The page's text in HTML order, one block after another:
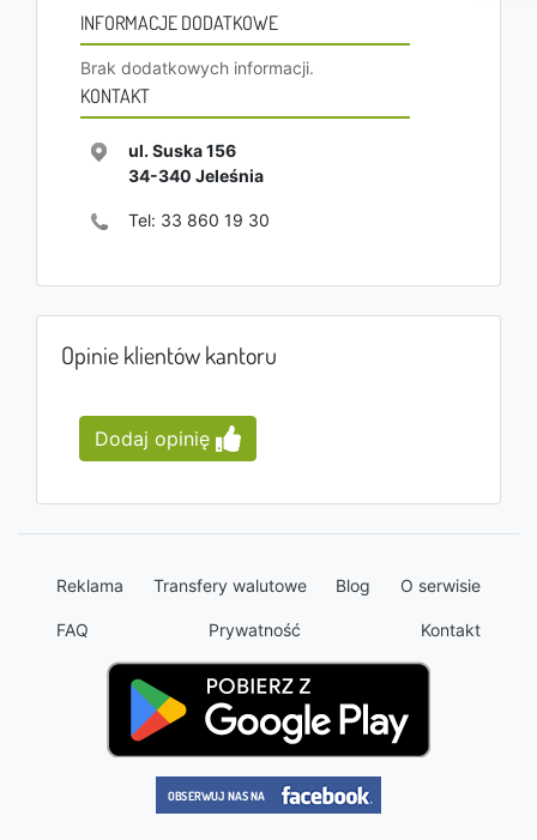
INFORMACJE DODATKOWE
Brak dodatkowych informacji.
KONTAKT
ul. Suska 156
34-340 Jeleśnia
Tel: 33 860 19 30
Opinie klientów kantoru
Dodaj opinię
Reklama Transfery walutowe Blog O serwisie
FAQ Prywatność Kontakt